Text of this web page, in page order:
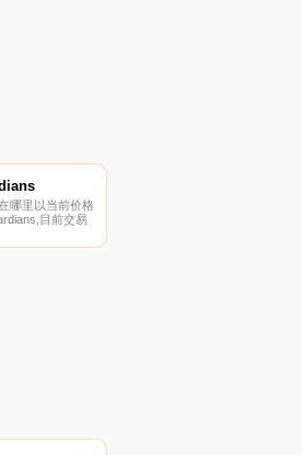
哪里以当前价格
目前交易
KuCoin、